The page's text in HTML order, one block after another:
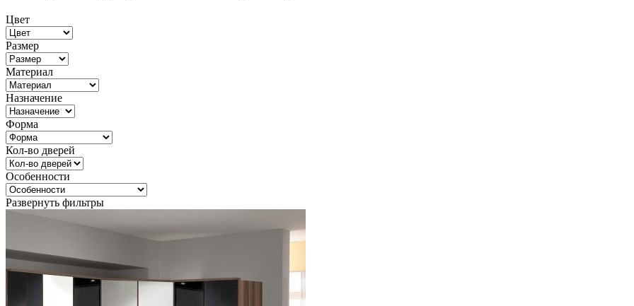
Цвет
Размер
Материал
Назначение
Форма
Кол-во дверей
Особенности
Развернуть фильтры